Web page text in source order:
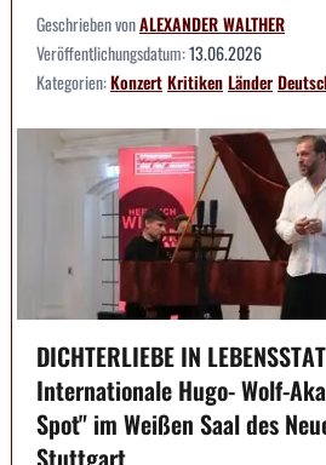
Geschrieben vonALEXANDER WALTHER
Veröffentlichungsdatum:13.06.2026
Kategorien:KonzertKritikenLänder
DICHTERLIEBE IN
Internationale Hugo- Wolf-
Spot" im Weißen Saal des
Stuttgart